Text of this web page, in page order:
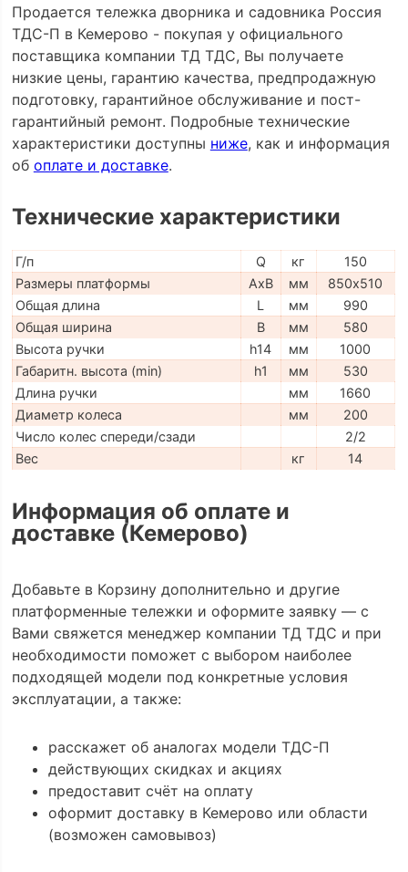
Продается тележка дворника и садовника Россия
ТДС-П в Кемерово - покупая у официального
поставщика компании ТД ТДС, Вы получаете
низкие цены, гарантию качества, предпродажную
подготовку, гарантийное обслуживание и пост-
гарантийный ремонт. Подробные технические
характеристики доступны ниже, как и информация
об оплате и доставке.
Технические характеристики
Г/п Q кг
150
Размеры платформы
AxB мм
850х510
Общая длина
L мм
990
Общая ширина
B мм
580
Высота ручки
h14 мм
1000
Габаритн. высота (min)
h1 мм
530
Длина ручки
мм
1660
Диаметр колеса
мм
200
Число колес спереди/сзади
2/2
Вес
кг 14
Информация об оплате и
доставке (Кемерово)
Добавьте в Корзину дополнительно и другие
платформенные тележки и оформите заявку — с
Вами свяжется менеджер компании ТД ТДС и при
необходимости поможет с выбором наиболее
подходящей модели под конкретные условия
эксплуатации, а также:
расскажет об аналогах модели ТДС-П
действующих скидках и акциях
предоставит счёт на оплату
оформит доставку в Кемерово или области
(возможен самовывоз)